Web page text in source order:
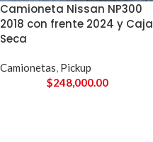
Camioneta Nissan NP300
2018 con frente 2024 y Caja
Seca
Camionetas Pickup
$248,000.00